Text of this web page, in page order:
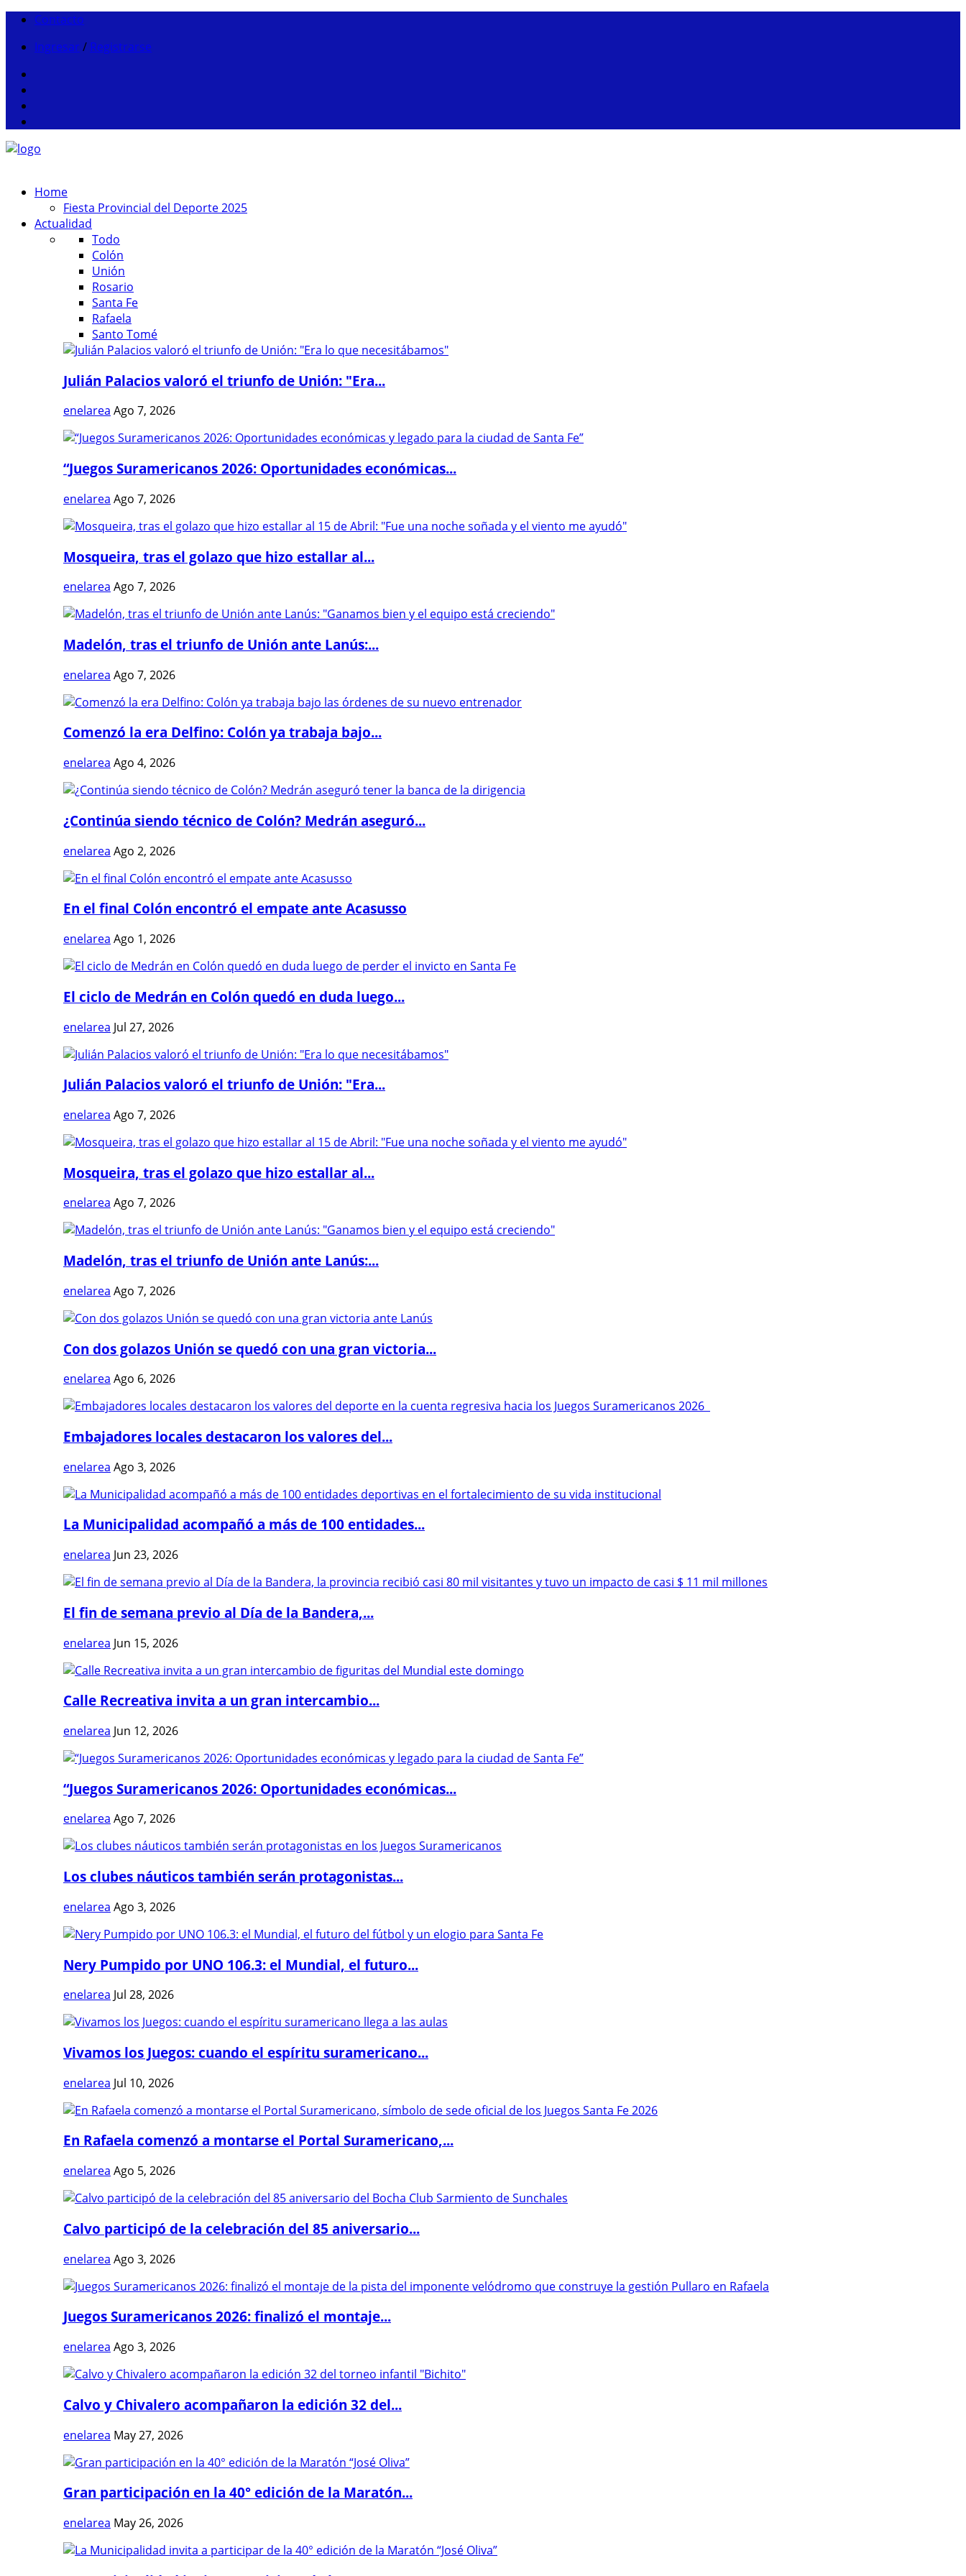
Contacto
Ingresar / Registrarse
Home
Fiesta Provincial del Deporte 2025
Actualidad
Todo
Colón
Unión
Rosario
Santa Fe
Rafaela
Santo Tomé
Julián Palacios valoró el triunfo de Unión: "Era...
enelarea Ago 7, 2026
“Juegos Suramericanos 2026: Oportunidades económicas...
enelarea Ago 7, 2026
Mosqueira, tras el golazo que hizo estallar al...
enelarea Ago 7, 2026
Madelón, tras el triunfo de Unión ante Lanús:...
enelarea Ago 7, 2026
Comenzó la era Delfino: Colón ya trabaja bajo...
enelarea Ago 4, 2026
¿Continúa siendo técnico de Colón? Medrán aseguró...
enelarea Ago 2, 2026
En el final Colón encontró el empate ante Acasusso
enelarea Ago 1, 2026
El ciclo de Medrán en Colón quedó en duda luego...
enelarea Jul 27, 2026
Julián Palacios valoró el triunfo de Unión: "Era...
enelarea Ago 7, 2026
Mosqueira, tras el golazo que hizo estallar al...
enelarea Ago 7, 2026
Madelón, tras el triunfo de Unión ante Lanús:...
enelarea Ago 7, 2026
Con dos golazos Unión se quedó con una gran victoria...
enelarea Ago 6, 2026
Embajadores locales destacaron los valores del...
enelarea Ago 3, 2026
La Municipalidad acompañó a más de 100 entidades...
enelarea Jun 23, 2026
El fin de semana previo al Día de la Bandera,...
enelarea Jun 15, 2026
Calle Recreativa invita a un gran intercambio...
enelarea Jun 12, 2026
“Juegos Suramericanos 2026: Oportunidades económicas...
enelarea Ago 7, 2026
Los clubes náuticos también serán protagonistas...
enelarea Ago 3, 2026
Nery Pumpido por UNO 106.3: el Mundial, el futuro...
enelarea Jul 28, 2026
Vivamos los Juegos: cuando el espíritu suramericano...
enelarea Jul 10, 2026
En Rafaela comenzó a montarse el Portal Suramericano,...
enelarea Ago 5, 2026
Calvo participó de la celebración del 85 aniversario...
enelarea Ago 3, 2026
Juegos Suramericanos 2026: finalizó el montaje...
enelarea Ago 3, 2026
Calvo y Chivalero acompañaron la edición 32 del...
enelarea May 27, 2026
Gran participación en la 40° edición de la Maratón...
enelarea May 26, 2026